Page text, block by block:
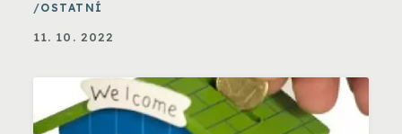
OSTATNÍ
11. 10. 2022